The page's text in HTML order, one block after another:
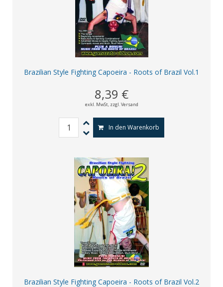
Brazilian Style Fighting Capoeira - Roots of Brazil Vol.1
8,39 €
exkl. MwSt, zzgl. Versand
In den Warenkorb
Brazilian Style Fighting Capoeira - Roots of Brazil Vol.2